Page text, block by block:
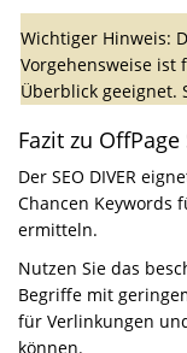
Wichtiger Hinweis:
Vorgehensweise
Überblick geeignet.
Fazit zu OffPage
Der SEO DIVER
Chancen Keywords
ermitteln.
Nutzen Sie das
Begriffe mit
für Verlinkungen
können.